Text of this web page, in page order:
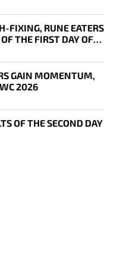
FIXING, RUNE EATERS
THE FIRST DAY OF
GAIN MOMENTUM,
2026
OF THE SECOND DAY